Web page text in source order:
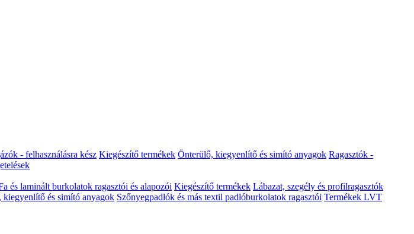
- felhasználásra kész Kiegészítő termékek Önterülő, kiegyenlítő és simító anyagok Ragasztók -
és laminált burkolatok ragasztói és alapozói Kiegészítő termékek Lábazat, szegély és profilragasztók
kiegyenlítő és simító anyagok Szőnyegpadlók és más textil padlóburkolatok ragasztói Termékek LVT